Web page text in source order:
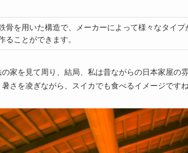
骨を用いた構造で、メーカーによって様々なタイ
ることができます。
家を見て周り、結局、私は昔ながらの日本家屋の
さを凌ぎながら、スイカでも食べるイメージですね